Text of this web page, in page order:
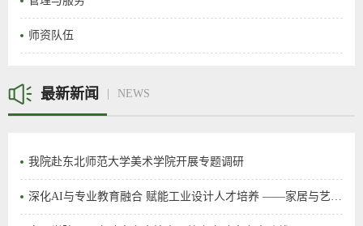
师资队伍
最新新闻 NEWS
我院赴东北师范大学美术学院开展专题调研